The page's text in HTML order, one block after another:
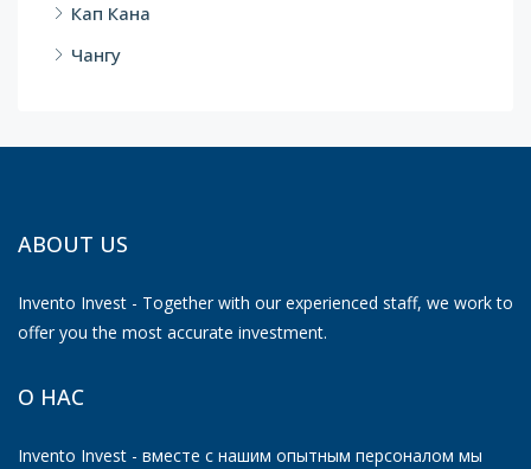
Кап Кана
Чангу
ABOUT US
Invento Invest - Together with our experienced staff, we work to
offer you the most accurate investment.
О НАС
Invento Invest - вместе с нашим опытным персоналом мы